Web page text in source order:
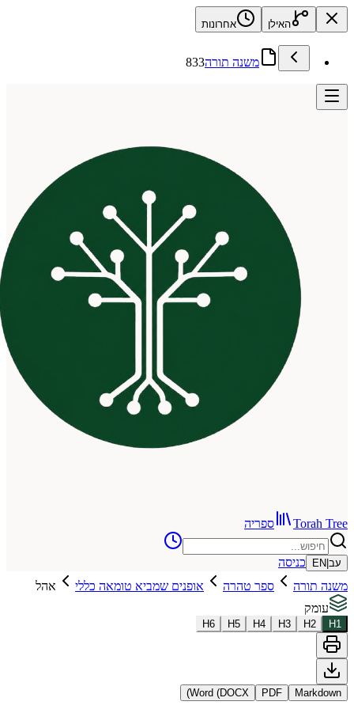
האילן אחרונות
משנה תורה833
ספריה
כניסה
ספר טהרה אופנים שמביא טומאה כללי
אהל
H3
H4
H5
H6
PDF
Word (DOCX)